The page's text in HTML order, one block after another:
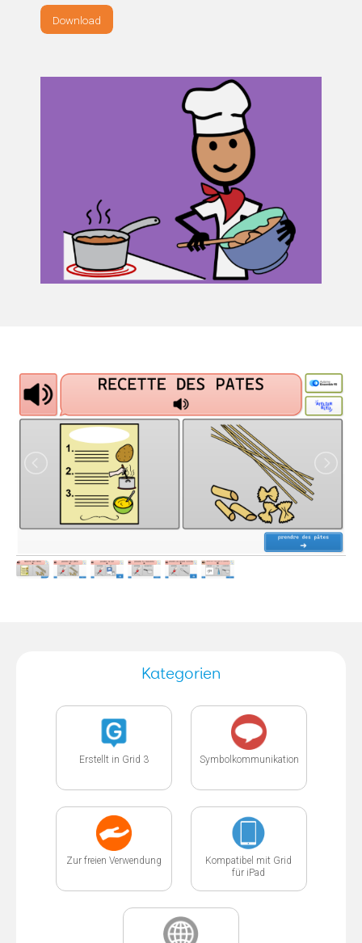
Download
Kategorien
Erstellt in Grid 3 Symbolkommunikation
Zur freien Verwendung
Kompatibel mit Grid
für iPad